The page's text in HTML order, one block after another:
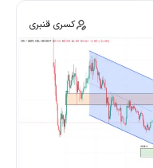
کسری قنبری